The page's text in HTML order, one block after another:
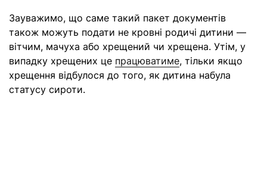
Зауважимо, що саме такий пакет документів
також можуть подати не кровні родичі дитини —
вітчим, мачуха або хрещений чи хрещена. Утім, у
випадку хрещених це працюватиме, тільки якщо
хрещення відбулося до того, як дитина набула
статусу сироти.